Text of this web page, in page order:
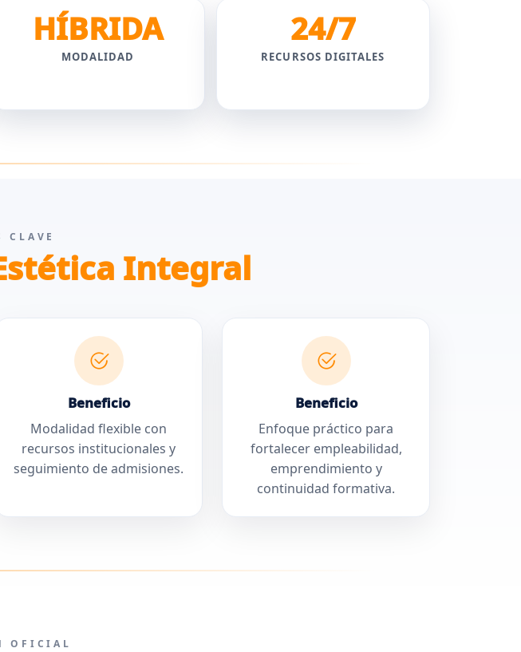
HÍBRIDA
MODALIDAD
24/7
RECURSOS DIGITALES
CLAVE
Integral
Beneficio
Modalidad flexible con
recursos institucionales y
seguimiento de admisiones.
Beneficio
Enfoque práctico para
fortalecer empleabilidad,
emprendimiento y
continuidad formativa.
OFICIAL